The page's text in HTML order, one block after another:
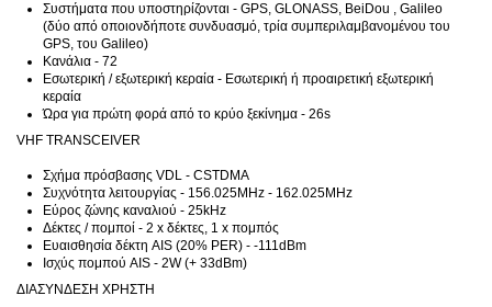
Συστήματα που υποστηρίζονται - GPS, GLONASS, BeiDou , Galileo
(δύο από οποιονδήποτε συνδυασμό, τρία συμπεριλαμβανομένου του
GPS, του Galileo)
Κανάλια - 72
Εσωτερική / εξωτερική κεραία - Εσωτερική ή προαιρετική εξωτερική
κεραία
Ώρα για πρώτη φορά από το κρύο ξεκίνημα - 26s
VHF TRANSCEIVER
Σχήμα πρόσβασης VDL - CSTDMA
Συχνότητα λειτουργίας - 156.025MHz - 162.025MHz
Εύρος ζώνης καναλιού - 25kHz
Δέκτες / πομποί - 2 x δέκτες, 1 x πομπός
Ευαισθησία δέκτη AIS (20% PER) - -111dBm
Ισχύς πομπού AIS - 2W (+ 33dBm)
ΔΙΑΣΥΝΔΕΣΗ ΧΡΗΣΤΗ